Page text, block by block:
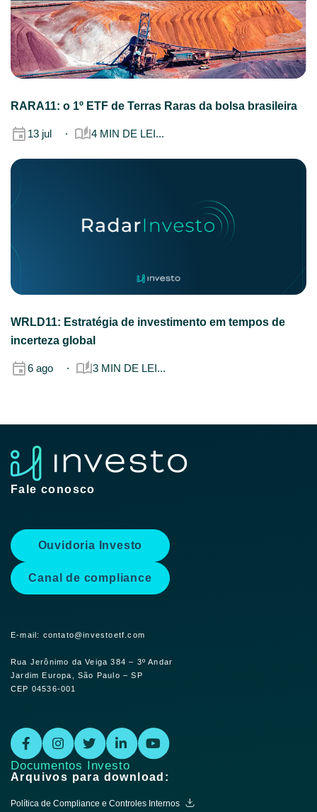
RARA11: o 1º ETF de Terras Raras da bolsa brasileira
13 jul 4 MIN DE LEI...
WRLD11: Estratégia de investimento em tempos de
incerteza global
6 ago 3 MIN DE LEI...
Fale conosco
Ouvidoria Investo
Canal de compliance
E-mail: contato@investoetf.com
Rua Jerônimo da Veiga 384 – 3º Andar
Jardim Europa, São Paulo – SP
CEP 04536-001
Documentos Investo
Arquivos para download:
Política de Compliance e Controles Internos